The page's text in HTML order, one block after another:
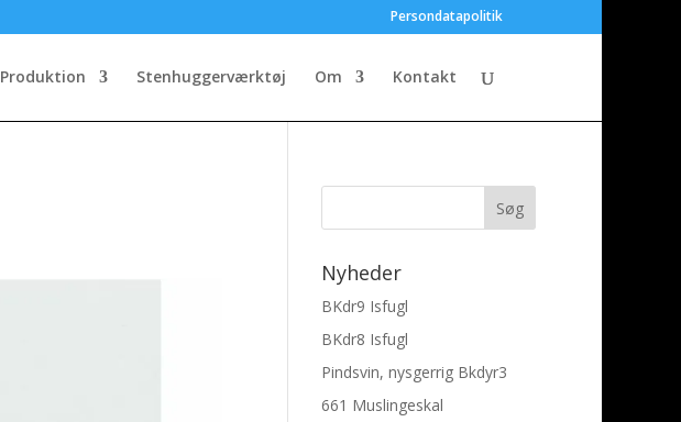
Persondatapolitik
Produktion Stenhuggerværktøj Om Kontakt
Nyheder
BKdr9 Isfugl
BKdr8 Isfugl
Pindsvin, nysgerrig Bkdyr3
661 Muslingeskal